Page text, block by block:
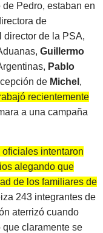
Pedro, estaban en
de
director de la PSA,
Guillermo
Pablo
de Michel ,
recientemente
a una campaña
oficiales intentaron
alegando que
de los familiares de
243 integrantes de
aterrizó cuando
que claramente se